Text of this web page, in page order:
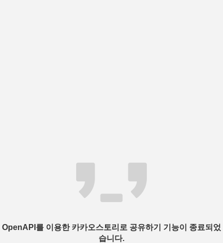
OpenAPI를 이용한 카카오스토리로 공유하기 기능이 종료되었
습니다.